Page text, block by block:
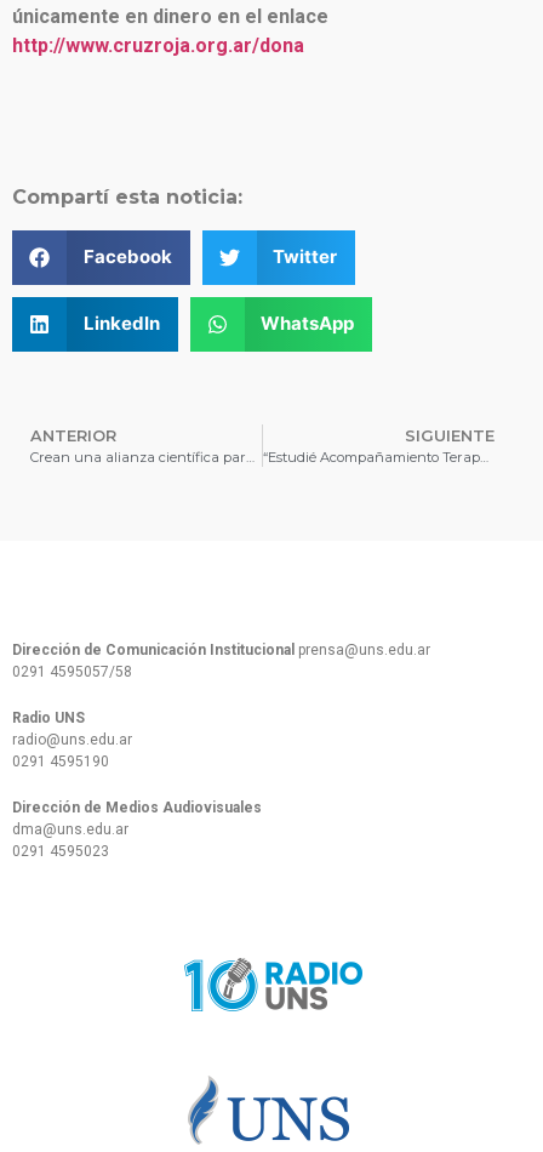
únicamente en dinero en el enlace
http://www.cruzroja.org.ar/dona
Compartí esta noticia:
Facebook Twitter
LinkedIn WhatsApp
ANTERIOR SIGUIENTE
Dirección de Comunicación Institucional prensa@uns.edu.ar
0291 4595057/58
Radio UNS
radio@uns.edu.ar
0291 4595190
Dirección de Medios Audiovisuales
dma@uns.edu.ar
0291 4595023